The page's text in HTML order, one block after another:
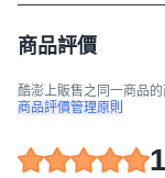
商品評價
酷澎上販售之同一商品
商品評價管理原則